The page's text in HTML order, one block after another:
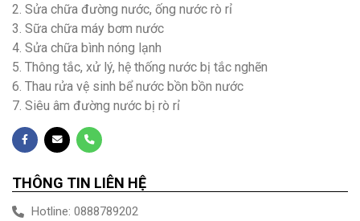
2. Sửa chữa đường nước, ống nước rò rỉ
3. Sữa chữa máy bơm nước
4. Sửa chữa bình nóng lạnh
5. Thông tắc, xử lý, hệ thống nước bị tắc nghẽn
6. Thau rửa vệ sinh bể nước bồn bồn nước
7. Siêu âm đường nước bị rò rỉ
THÔNG TIN LIÊN HỆ
Hotline: 0888789202